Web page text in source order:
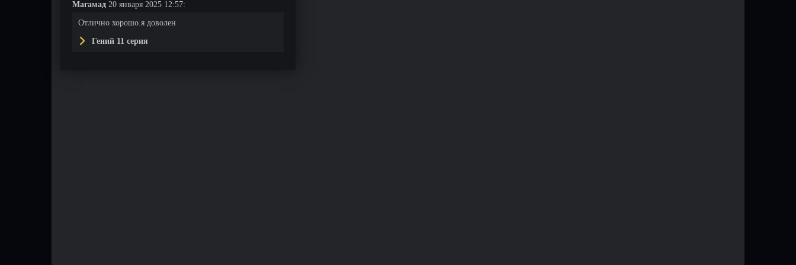
Магамад 20 января 2025 12:57:
Отлично хорошо.я доволен
Гений 11 серия